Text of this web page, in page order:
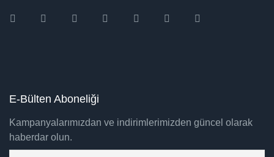
InstagramFacebookTwitter Amazon Pinterest
E-Bülten Aboneliği
Kampanyalarımızdan ve indirimlerimizden güncel olarak
haberdar olun.